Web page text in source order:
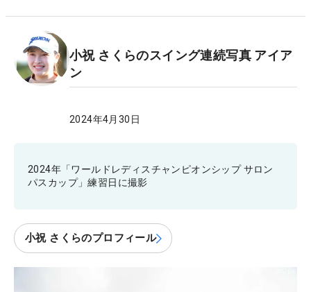
小祝 さくらのスイング連続写真 アイア
ン
2024年4月30日
2024年「ワールドレディスチャンピオンシップ サロン
パスカップ」練習日に撮影
小祝 さくらのプロフィール